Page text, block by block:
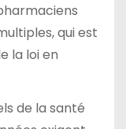
qui est
la loi en
de la santé